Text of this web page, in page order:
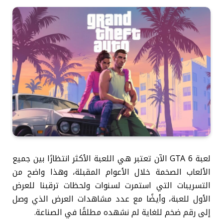
لعبة GTA 6 الآن تعتبر هي اللعبة الأكثر انتظارًا بين جميع
الألعاب الصخمة خلال الأعوام المقبلة، وهذا واضح من
التسريبات التي استمرت لسنوات ولحظات ترقبنا للعرض
الأول للعبة، وأيضًا مع عدد مشاهدات العرض الذي وصل
إلى رقم ضخم للغاية لم نشهده مطلقًا في الصناعة.